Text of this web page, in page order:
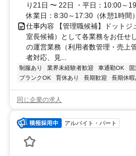
り21日 〜 22日 ・平日：10:00～
休業日：8:30～17:30（休憩1時間
仕事内容 【管理職候補】ドット
室長候補）として各業務をお任せ
の運営業務（利用者数管理・売上
者対応、見...
制服あり 業界未経験者歓迎 車通勤OK 固
ブランクOK
育休あり 長期歓迎 長期休暇
同じ企業の求人
アルバイト・パート